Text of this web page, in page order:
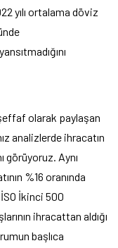
yılı ortalama döviz
olarak paylaşan
analizlerde ihracatın
görüyoruz. Aynı
%16 oranında
İkinci 500
ihracattan aldığı
başlıca